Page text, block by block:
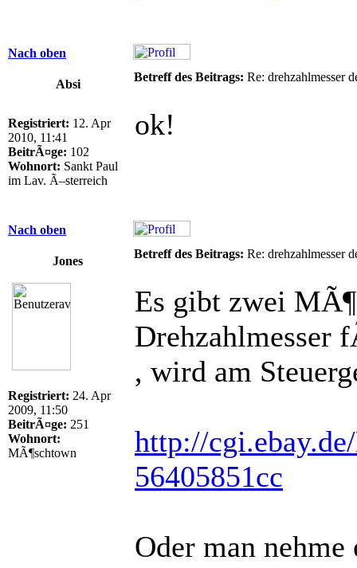
Nach oben
Absi
Betreff des Beitrags: Re: drehzahlmesser
Registriert: 12. Apr
2010, 11:41
BeitrÃ¤ge: 102
Wohnort: Sankt Paul
im Lav. Ã–sterreich
ok!
Nach oben
Jones
Betreff des Beitrags: Re: drehzahlmesser
Registriert: 24. Apr
2009, 11:50
BeitrÃ¤ge: 251
Wohnort:
MÃ¶schtown
Es gibt zwei
Drehzahlmesser
, wird am
http://
56405851cc
Oder man